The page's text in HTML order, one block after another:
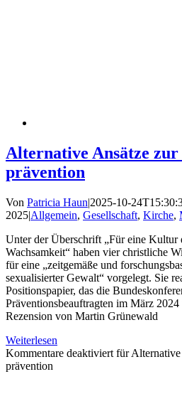
Alternative Ansätze
prävention
Von Patricia Haun|2025-10-
2025|Allgemein, Gesellschaft, Kirche,
Unter der Überschrift „Für eine Kultur
Wachsamkeit“ haben vier christliche
für eine „zeitgemäße und
sexualisierter Gewalt“ vorgelegt. Sie
Positionspapier, das die
Präventionsbeauftragten im März
Rezension von Martin Grünewald
Weiterlesen
Kommentare deaktiviert für
prävention